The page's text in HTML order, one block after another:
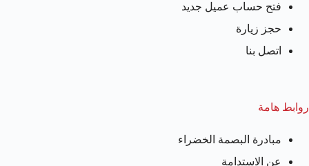
فتح حساب عميل جديد
حجز زيارة
اتصل بنا
روابط هامة
مبادرة البصمة الخضراء
عن الاستدامة